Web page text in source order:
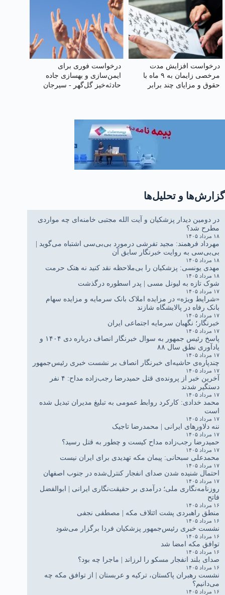
درخواست افزایش مدت
مرخصی زایمان به ۹ ماه با
حقوق و مزایای چند برابر
درخواست فوری برای
ایمن‌سازی و بهسازی جاده
حادثه‌خیز گل‌گهر - سیرجان
گزارش‌ها و تحلیل‌ها
در دومین دیدار پزشکیان و آیت الله مجتبی خامنه‌ای چه مواردی
مطرح شد؟
۱۸ مرداد ۱۴۰۵
مهرداد فرهمند: مجید تفرشی درمورد بی‌بی‌سی اشتباه می‌گوید |
بی‌بی‌سی به روایت خبرنگار سابق آن
۱۸ مرداد ۱۴۰۵
مهدی یونسی: پزشکیان را بی‌ملاحظه نقد کنید نه هتک حرمت
۱۸ مرداد ۱۴۰۵
شوک تازه به لیونل مسی | پدر اسطوره درگذشت
۱۷ مرداد ۱۴۰۵
«شرایط ویژه» در مزایده املاک بانک سرمایه و مزایده سهام
بانک رفاه در پالایشگاه شازند
۱۷ مرداد ۱۴۰۵
خبرنگار؛ نگهبان سرمایه اجتماعی ایران
۱۷ مرداد ۱۴۰۵
پاسخ رئیس جمهور به سوال خبرنگار انصاف درباره دی ۱۴۰۴ و
یادآوری نطق سال ۸۸
۱۷ مرداد ۱۴۰۵
چندپاره‌ی حاشیه‌ای خبرنگار انصاف بر نشست خبری رئیس‌جمهور
۱۷ مرداد ۱۴۰۵
آخرین خبر از پرونده‌ی قتل حمیدرضا رجب‌زاده مداح: ۴ نفر
دستگیر شدند
۱۷ مرداد ۱۴۰۵
محمد خدادی: کارکرد روابط عمومی به تبلیغ مدیران تبدیل شده
است
۱۷ مرداد ۱۴۰۵
ننه دلاورهای ایرانی | محمدرضا تاجیک
۱۷ مرداد ۱۴۰۵
حمیدرضا رجب‌زاده مداح کیست و چطور به قتل رسید؟
۱۷ مرداد ۱۴۰۵
محمدعلی سبحانی: پیمان مکه تهدیدی برای ایران نیست
۱۷ مرداد ۱۴۰۵
احتمال شنیده شدن صدای انفجار کنترل‌شده در جنوب اصفهان
۱۷ مرداد ۱۴۰۵
روزنامه‌نگاری ملی؛ درآمدی بر حقیقت‌نگاری ایرانی | ابوالفضل
فاتح
۱۶ مرداد ۱۴۰۵
منطق راهبردی پشت ائتلاف مکه | مصطفی نجفی
۱۶ مرداد ۱۴۰۵
نشست خبری رئیس‌جمهور پزشکیان فردا برگزار می‌شود
۱۶ مرداد ۱۴۰۵
توافق مکه امضا شد
۱۶ مرداد ۱۴۰۵
صدای بلند انفجار مسکو را لرزاند | ماجرا چه بود؟
۱۶ مرداد ۱۴۰۵
نشست رهبران پاکستان، ترکیه و عربستان | از توافق مکه چه
می‌دانیم؟
۱۶ مرداد ۱۴۰۵